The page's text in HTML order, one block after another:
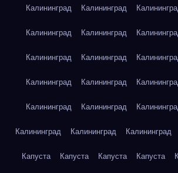
Калининград Калининград
Калининград Калининград
Калининград Калининград
Калининград Калининград
Калининград Калининград
Калининград Калининград Калининград
Капуста Капуста Капуста Капуста